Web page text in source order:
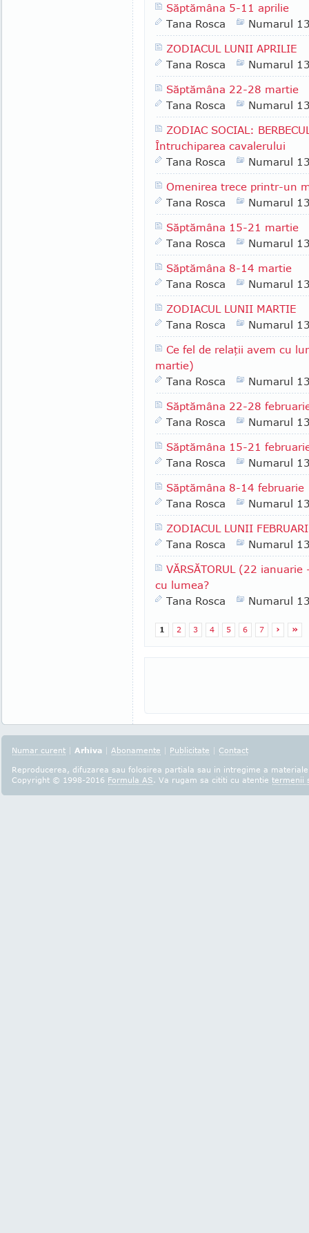
Săptămâna 5-11 aprilie
Tana Rosca
Numarul
ZODIACUL LUNII APRILIE
Tana Rosca
Numarul
Săptămâna 22-28 martie
Tana Rosca
Numarul
ZODIAC SOCIAL:
Întruchiparea cavalerului
Tana Rosca
Numarul
Omenirea trece printr-un
Tana Rosca
Numarul
Săptămâna 15-21 martie
Tana Rosca
Numarul
Săptămâna 8-14 martie
Tana Rosca
Numarul
ZODIACUL LUNII MARTIE
Tana Rosca
Numarul
Ce fel de relaţii avem cu
martie)
Tana Rosca
Numarul
Săptămâna 22-28
Tana Rosca
Numarul
Săptămâna 15-21
Tana Rosca
Numarul
Săptămâna 8-14 februarie
Tana Rosca
Numarul
ZODIACUL LUNII
Tana Rosca
Numarul
VĂRSĂTORUL (22
cu lumea?
Tana Rosca
Numarul
1 2 3 4 5 6 7 › »
Numar curent | Arhiva | Abonamente | Publicitate | Contact
Reproducerea, difuzarea sau folosirea partiala sau in intregime a
Copyright © 1998-2016 Formula AS. Va rugam sa cititi cu atentie termenii